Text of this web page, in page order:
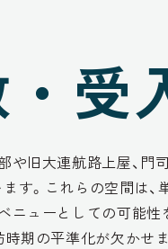
受
や旧大連航路上屋、
す。これらの空間は
ニューとしての可能性
時期の平準化が欠か